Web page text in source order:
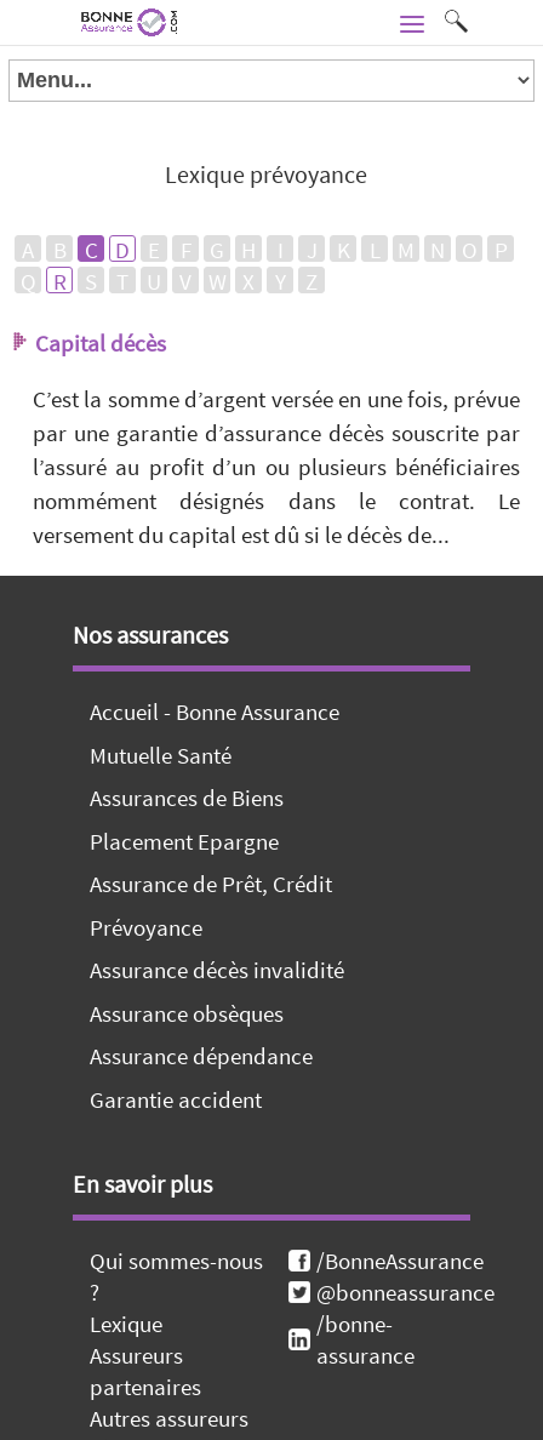
Lexique prévoyance
A B C D E F G H I J K L M N O
P
Q
R S T U V W X Y Z
Capital décès
C’est la somme d’argent versée en une fois, prévue
par une garantie d’assurance décès souscrite par
l’assuré au profit d’un ou plusieurs bénéficiaires
nommément désignés dans le contrat. Le
versement du capital est dû si le décès de...
Nos assurances
Accueil - Bonne Assurance
Mutuelle Santé
Assurances de Biens
Placement Epargne
Assurance de Prêt, Crédit
Prévoyance
Assurance décès invalidité
Assurance obsèques
Assurance dépendance
Garantie accident
En savoir plus
Qui sommes-nous
?
Lexique
Assureurs
partenaires
Autres assureurs
/BonneAssurance
@bonneassurance
/bonne-
assurance